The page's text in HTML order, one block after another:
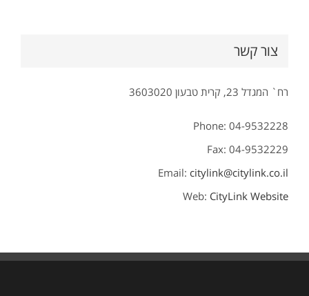
צור קשר
רח` המגדל 23, קרית טבעון 3603020
Phone: 04-9532228
Fax: 04-9532229
Email: citylink@citylink.co.il
Web: CityLink Website